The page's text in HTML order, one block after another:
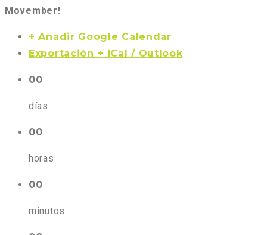
Movember!
+ Añadir Google Calendar
Exportación + iCal / Outlook
00
días
00
horas
00
minutos